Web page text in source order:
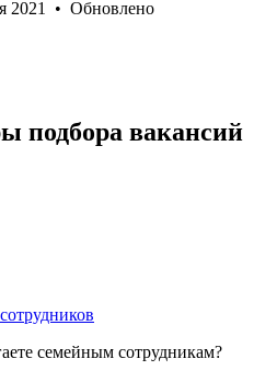
2021 • Обновлено
подбора вакансий
семейным сотрудникам?